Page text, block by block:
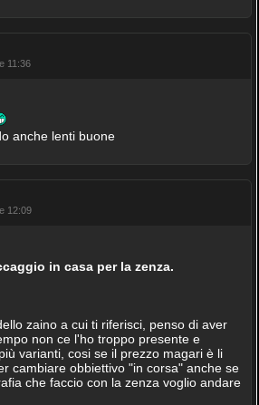
11:36
anche lenti buone
12:09
in casa per la zenza.
zaino a cui ti riferisci, penso di aver
non ce l'ho troppo presente e
varianti, cosi se il prezzo magari è li
cambiare obbiettivo "in corsa" anche se
che faccio con la zenza voglio andare